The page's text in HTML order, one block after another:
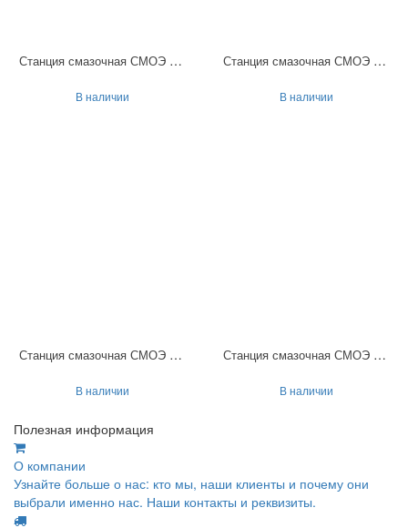
Станция смазочная СМОЭ 111
В наличии
Станция смазочная СМОЭ 125
В наличии
Станция смазочная СМОЭ 153
В наличии
Станция смазочная СМОЭ 453
В наличии
Полезная информация
О компании
Узнайте больше о нас: кто мы, наши клиенты и почему они
выбрали именно нас. Наши контакты и реквизиты.